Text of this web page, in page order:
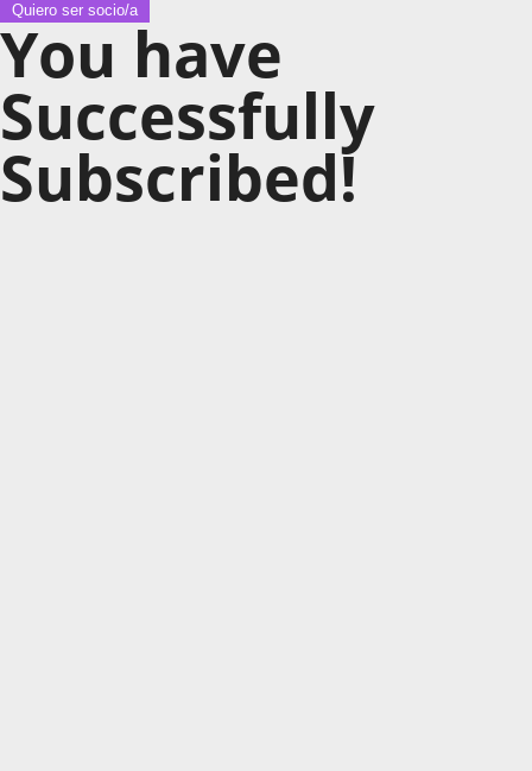
Quiero ser socio/a
You have
Successfully
Subscribed!